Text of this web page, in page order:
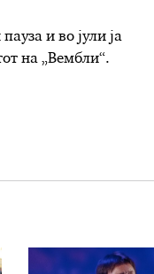
и во јули ја
на „Вембли“.